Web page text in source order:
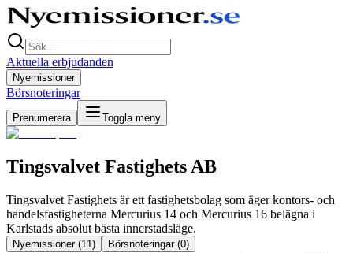
Aktuella erbjudanden
Nyemissioner
Börsnoteringar
Prenumerera Toggla meny
Tingsvalvet Fastighets AB
Tingsvalvet Fastighets är ett fastighetsbolag som äger kontors- och
handelsfastigheterna Mercurius 14 och Mercurius 16 belägna i
Karlstads absolut bästa innerstadsläge.
Nyemissioner (11 ) Börsnoteringar (0)